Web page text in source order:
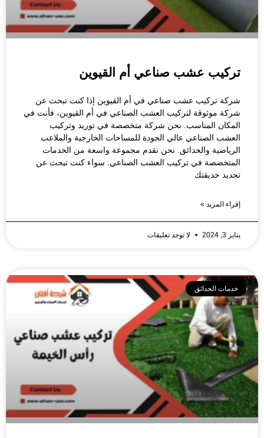
تركيب عشب صناعي أم القيوين
شركة تركيب عشب صناعي في أم القيوين إذا كنت تبحث عن
شركة موثوقة لتركيب العشب الصناعي في أم القيوين، فأنت في
المكان المناسب. نحن شركة متخصصة في توريد وتركيب
العشب الصناعي عالي الجودة للمساحات الخارجية والملاعب
الرياضية والحدائق. نحن نقدم مجموعة واسعة من الخدمات
المتخصصة في تركيب العشب الصناعي. سواء كنت تبحث عن
تجديد حديقتك
إقراء المزيد »
يناير 3, 2024 لا توجد تعليقات
خدمات الحدائق